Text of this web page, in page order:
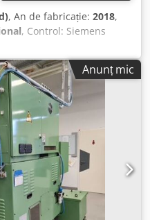
, An de fabricație: 2018,
, Control: Siemens
Prindere scule: HSK 63
/ 242 Nm Dimensiunea
2 Codpfxezrl Dps
mm Axa Z: 1000 mm
Anunț mic